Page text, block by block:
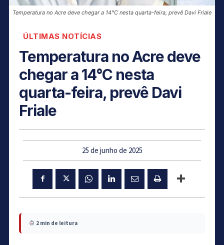
Temperatura no Acre deve chegar a 14°C nesta quarta-feira, prevê Davi Friale
ÚLTIMAS NOTÍCIAS
Temperatura no Acre deve
chegar a 14°C nesta
quarta-feira, prevê Davi
Friale
25 de junho de 2025
2 min de leitura